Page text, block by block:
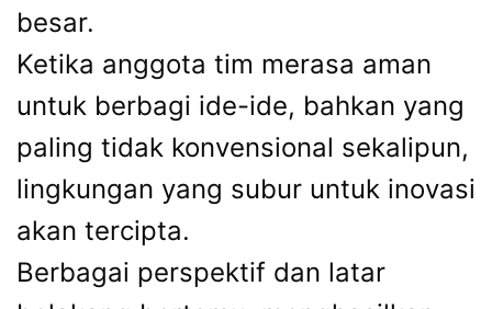
besar.
Ketika anggota tim merasa aman
untuk berbagi ide-ide, bahkan yang
paling tidak konvensional sekalipun,
lingkungan yang subur untuk inovasi
akan tercipta.
Berbagai perspektif dan latar